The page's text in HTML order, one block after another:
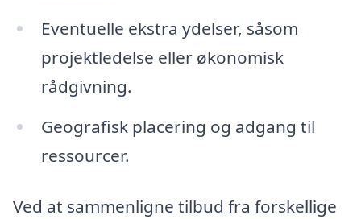
Eventuelle ekstra ydelser, såsom
projektledelse eller økonomisk
rådgivning.
Geografisk placering og adgang til
ressourcer.
Ved at sammenligne tilbud fra forskellige